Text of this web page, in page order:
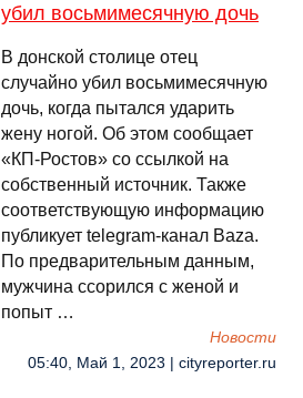
убил восьмимесячную дочь
В донской столице отец
случайно убил восьмимесячную
дочь, когда пытался ударить
жену ногой. Об этом сообщает
«КП-Ростов» со ссылкой на
собственный источник. Также
соответствующую информацию
публикует telegram-канал Baza.
По предварительным данным,
мужчина ссорился с женой и
попыт …
Новости
05:40, Май 1, 2023 | cityreporter.ru